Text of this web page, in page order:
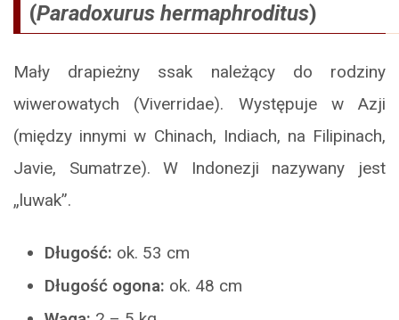
(Paradoxurus hermaphroditus)
Mały drapieżny ssak należący do rodziny
wiwerowatych (Viverridae). Występuje w Azji
(między innymi w Chinach, Indiach, na Filipinach,
Javie, Sumatrze). W Indonezji nazywany jest
„luwak”.
Długość: ok. 53 cm
Długość ogona: ok. 48 cm